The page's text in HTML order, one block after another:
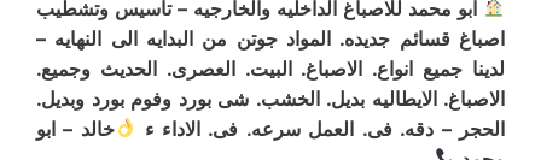
ابو محمد للاصباغ الداخليه والخارجيه – تاسيس وتشطيب
اصباغ قسائم جديده. المواد جوتن من البدايه الى النهايه –
لدينا جميع انواع. الاصباغ. البيت. العصرى. الحديث وجميع.
الاصباغ. الايطاليه بديل. الخشب. شى بورد وفوم بورد وبديل.
الحجر – دقه. فى. العمل سرعه. فى. الاداء ء
خالد – ابو